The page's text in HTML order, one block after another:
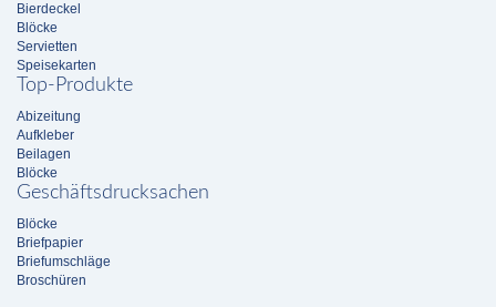
Bierdeckel
Blöcke
Servietten
Speisekarten
Top-Produkte
Abizeitung
Aufkleber
Beilagen
Blöcke
Geschäftsdrucksachen
Blöcke
Briefpapier
Briefumschläge
Broschüren